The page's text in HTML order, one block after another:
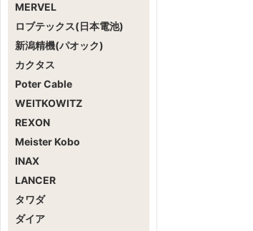
MERVEL
ロブテックス(日本電池)
新潟精機(パオック)
カクタス
Poter Cable
WEITKOWITZ
REXON
Meister Kobo
INAX
LANCER
タワダ
ダイア